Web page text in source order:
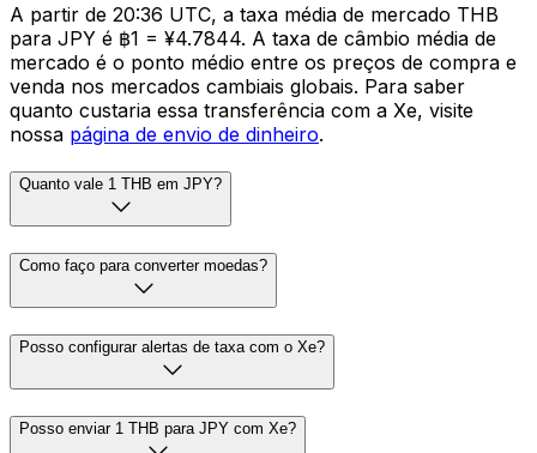
A partir de 20:36 UTC, a taxa média de mercado THB
para JPY é ฿1 = ¥4.7844. A taxa de câmbio média de
mercado é o ponto médio entre os preços de compra e
venda nos mercados cambiais globais. Para saber
quanto custaria essa transferência com a Xe, visite
nossa página de envio de dinheiro.
Quanto vale 1 THB em JPY?
Como faço para converter moedas?
Posso configurar alertas de taxa com o Xe?
Posso enviar 1 THB para JPY com Xe?